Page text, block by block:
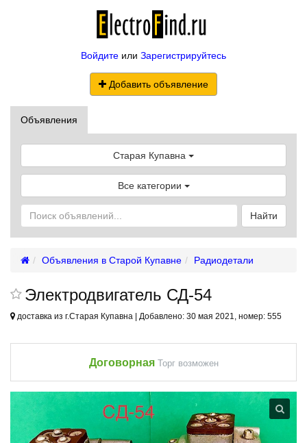
Войдите или Зарегистрируйтесь
Добавить объявление
Объявления
Старая Купавна
Все категории
Найти
Объявления в Старой Купавне Радиодетали
Электродвигатель СД-54
доставка из г.Старая Купавна | Добавлено: 30 мая 2021, номер: 555
Договорная Торг возможен